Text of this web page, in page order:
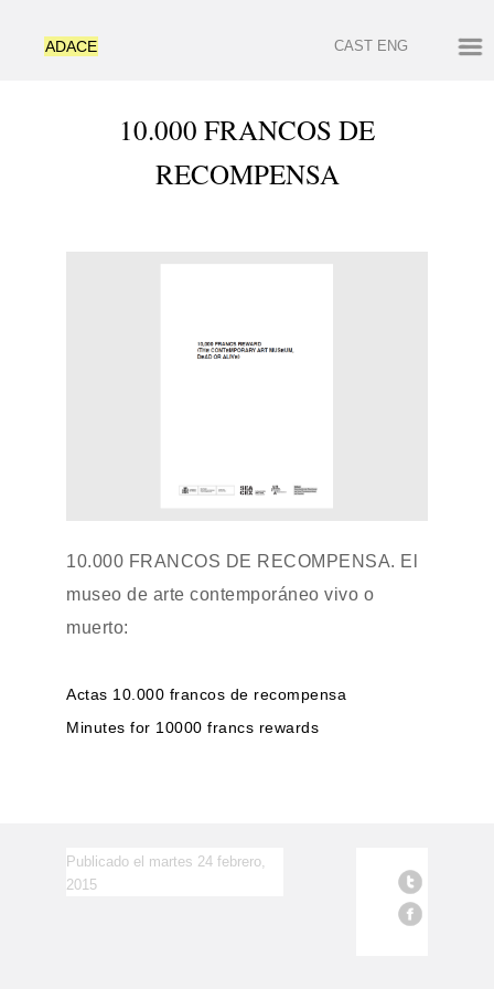
ADACE CAST ENG
10.000 FRANCOS DE
RECOMPENSA
10.000 FRANCOS DE RECOMPENSA. El
museo de arte contemporáneo vivo o
muerto:
Actas 10.000 francos de recompensa
Minutes for 10000 francs rewards
Publicado el martes 24 febrero,
2015